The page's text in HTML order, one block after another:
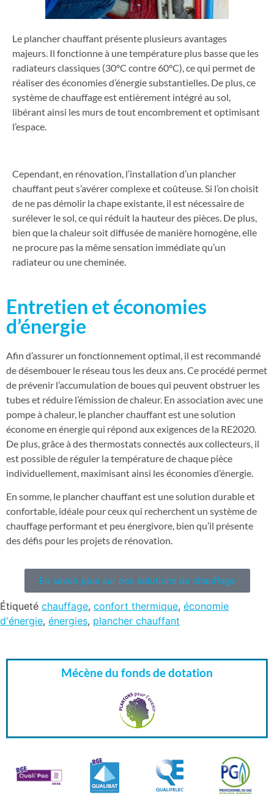
Le plancher chauffant présente plusieurs avantages
majeurs. Il fonctionne à une température plus basse que les
radiateurs classiques (30°C contre 60°C), ce qui permet de
réaliser des économies d’énergie substantielles. De plus, ce
système de chauffage est entièrement intégré au sol,
libérant ainsi les murs de tout encombrement et optimisant
l’espace.
Cependant, en rénovation, l’installation d’un plancher
chauffant peut s’avérer complexe et coûteuse. Si l’on choisit
de ne pas démolir la chape existante, il est nécessaire de
surélever le sol, ce qui réduit la hauteur des pièces. De plus,
bien que la chaleur soit diffusée de manière homogène, elle
ne procure pas la même sensation immédiate qu’un
radiateur ou une cheminée.
Entretien et économies
d’énergie
Afin d’assurer un fonctionnement optimal, il est recommandé
de désembouer le réseau tous les deux ans. Ce procédé permet
de prévenir l’accumulation de boues qui peuvent obstruer les
tubes et réduire l’émission de chaleur. En association avec une
pompe à chaleur, le plancher chauffant est une solution
économe en énergie qui répond aux exigences de la RE2020.
De plus, grâce à des thermostats connectés aux collecteurs, il
est possible de réguler la température de chaque pièce
individuellement, maximisant ainsi les économies d’énergie.
En somme, le plancher chauffant est une solution durable et
confortable, idéale pour ceux qui recherchent un système de
chauffage performant et peu énergivore, bien qu’il présente
des défis pour les projets de rénovation.
En savoir plus sur nos solutions de chauffage
Étiqueté chauffage, confort thermique, économie
d'énergie, énergies, plancher chauffant
Mécène du fonds de dotation